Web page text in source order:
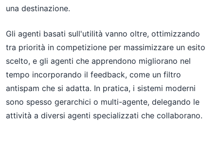
una destinazione.
Gli agenti basati sull'utilità vanno oltre, ottimizzando
tra priorità in competizione per massimizzare un esito
scelto, e gli agenti che apprendono migliorano nel
tempo incorporando il feedback, come un filtro
antispam che si adatta. In pratica, i sistemi moderni
sono spesso gerarchici o multi-agente, delegando le
attività a diversi agenti specializzati che collaborano.